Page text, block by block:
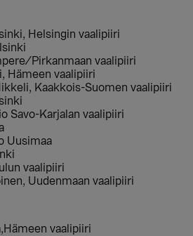
Helsingin vaalipiiri
Pirkanmaan vaalipiiri
Hämeen vaalipiiri
Kaakkois-Suomen vaalipiiri
Savo-Karjalan vaalipiiri
Uusimaa
vaalipiiri
Uudenmaan vaalipiiri
vaalipiiri